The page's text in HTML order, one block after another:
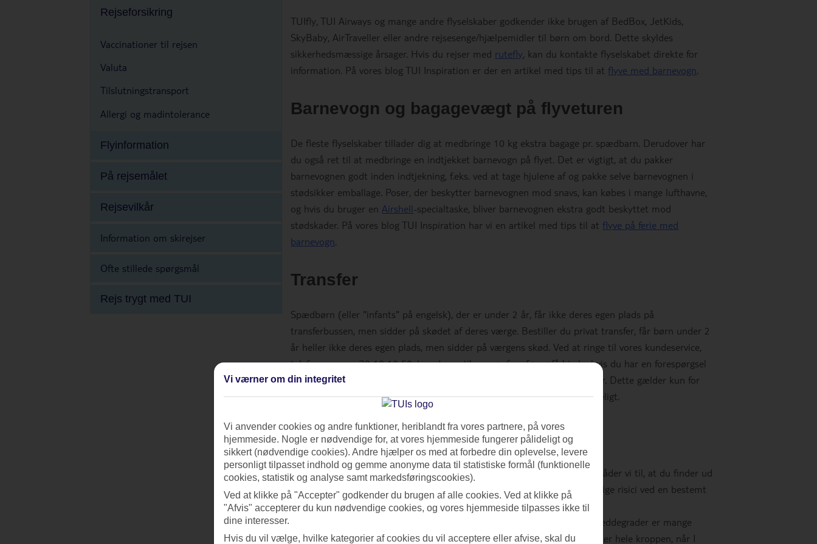
Rejseforsikring
Vaccinationer til rejsen
Valuta
Tilslutningstransport
Allergi og madintolerance
Flyinformation
På rejsemålet
Rejsevilkår
Information om skirejser
Ofte stillede spørgsmål
Rejs trygt med TUI
TUIfly, TUI Airways og mange andre flyselskaber godkender ikke brugen af ​​BedBox, JetKids,
SkyBaby, AirTraveller eller andre rejsesenge/hjælpemidler til børn om bord. Dette skyldes
sikkerhedsmæssige årsager. Hvis du rejser med rutefly, kan du kontakte flyselskabet direkte for
information. På vores blog TUI Inspiration er der en artikel med tips til atflyve med barnevogn.
Barnevogn og bagagevægt på flyveturen
De fleste flyselskaber tillader dig at medbringe 10 kg ekstra bagage pr. spædbarn. Derudover har
du også ret til at medbringe en indtjekket barnevogn på flyet. Det er vigtigt, at du pakker
barnevognen godt inden indtjekning, f.eks. ved at tage hjulene af og pakke selve barnevognen i
stødsikker emballage. Poser, der beskytter barnevognen mod snavs, kan købes i mange lufthavne,
og hvis du bruger en Airshell-specialtaske, bliver barnevognen ekstra godt beskyttet mod
stødskader. På vores blog TUI Inspiration har vi en artikel med tips til atflyve på ferie med
barnevogn.
Transfer
Spædbørn (eller "infants" på engelsk), der er under 2 år, får ikke deres egen plads på
transferbussen, men sidder på skødet af deres værge. Bestiller du privat transfer, får børn under 2
år heller ikke deres egen plads, men sidder på værgens skød. Ved at ringe til vores kundeservice,
telefonnummer 70 10 10 50, kan du op til en uge før afgang få hjælp, hvis du har en forespørgsel
om autostol til børn mellem 2-4 år og autopude til børn mellem 5-12 år. Dette gælder kun for
private transfers på visse rejsemål, og kun et begrænset antal er tilgængeligt.
På rejsemålet
Du har selvfølgelig selv ansvaret for dit barns sundhed og trivsel. Derfor råder vi til, at du finder ud
af så meget som muligt om forholdene på rejsemålet og undersøger mulige risici ved en bestemt
rejse, du planlægger. Her er nogle tips:
Læs anbefalinger om solbeskyttelse og husk, at solen på de sydlige breddegrader er mange
gange stærkere end herhjemme. Det sikreste er at bruge tøj, der dækker hele kroppen, når I
Vi værner om din integritet
Vi anvender cookies og andre funktioner, heriblandt fra vores partnere, på vores
hjemmeside. Nogle er nødvendige for, at vores hjemmeside fungerer pålideligt og
sikkert (nødvendige cookies). Andre hjælper os med at forbedre din oplevelse, levere
personligt tilpasset indhold og gemme anonyme data til statistiske formål (funktionelle
cookies, statistik og analyse samt markedsføringscookies).
Ved at klikke på "Accepter" godkender du brugen af alle cookies. Ved at klikke på
"Afvis" accepterer du kun nødvendige cookies, og vores hjemmeside tilpasses ikke til
dine interesser.
Hvis du vil vælge, hvilke kategorier af cookies du vil acceptere eller afvise, skal du